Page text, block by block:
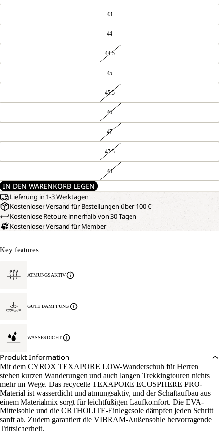
43
44
44.5
45
45.5
46
47
47.5
48
IN DEN WARENKORB LEGEN
Lieferung in 1-3 Werktagen
Kostenloser Versand für Bestellungen über 100 €
Kostenlose Retoure innerhalb von 30 Tagen
Kostenloser Versand für Member
Key features
ATMUNGSAKTIV
GUTE DÄMPFUNG
WASSERDICHT
Produkt Information
Mit dem CYROX TEXAPORE LOW-Wanderschuh für Herren
stehen kurzen Wanderungen und auch langen Trekkingtouren nichts
mehr im Wege. Das recycelte TEXAPORE ECOSPHERE PRO-
Material ist wasserdicht und atmungsaktiv, und der Schaftaufbau aus
einem Materialmix sorgt für leichtfüßigen Laufkomfort. Die EVA-
Mittelsohle und die ORTHOLITE-Einlegesole dämpfen jeden Schritt
sanft ab. Zudem garantiert die VIBRAM-Außensohle hervorragende
Trittsicherheit.